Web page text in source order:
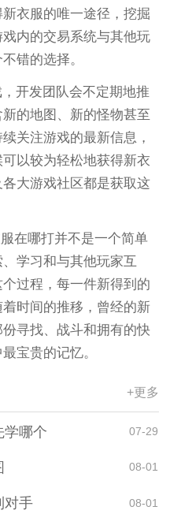
衣服的唯一途径，挖掘
内的交易系统与其他玩
错的选择。
开发团队会不定期地推
的地图、新的怪物甚至
关注游戏的最新信息，
以较为轻松地获得新衣
大游戏社区都是获取这
在哪打并不是一个简单
学习和与其他玩家互
过程，每一件新得到的
时间的推移，曾经的新
寻找、战斗和拥有的快
宝贵的记忆。
+更多
学哪个 07-29
08-01
对手 08-01